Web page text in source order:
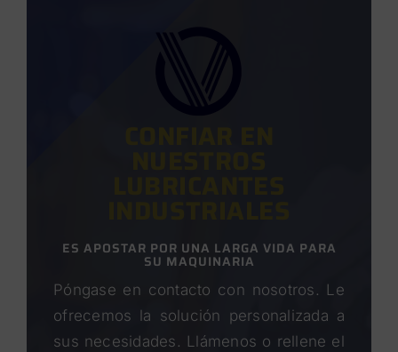
ES APOSTAR POR UNA LARGA VIDA PARA
SU MAQUINARIA
Póngase en contacto con nosotros. Le
ofrecemos la solución personalizada a
sus necesidades. Llámenos o rellene el